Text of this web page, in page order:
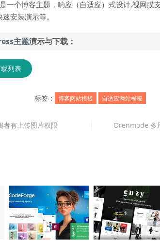
是一个博客主题，响应（自适应）式设计,视网膜
安装演示等。
主题演示与下载：
列表
标签： 博客网站模板 自适应网站模板
有上传图片权限 Orenmode 多